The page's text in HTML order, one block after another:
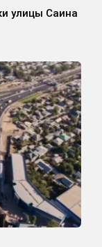
улицы Саина